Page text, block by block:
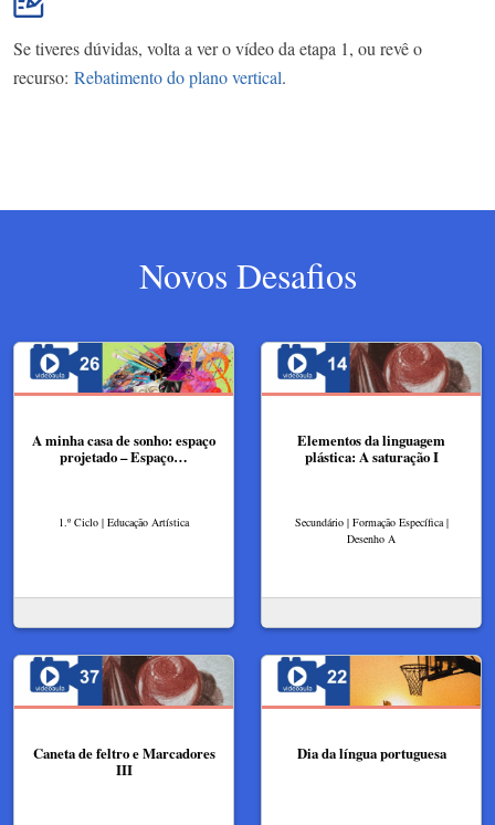
Se tiveres dúvidas, volta a ver o vídeo da etapa 1, ou revê o
recurso: Rebatimento do plano vertical.
Novos Desafios
A minha casa de sonho: espaço
projetado – Espaço…
1.º Ciclo | Educação Artística
Elementos da linguagem
plástica: A saturação I
Secundário | Formação Específica |
Desenho A
Caneta de feltro e Marcadores
III
Dia da língua portuguesa